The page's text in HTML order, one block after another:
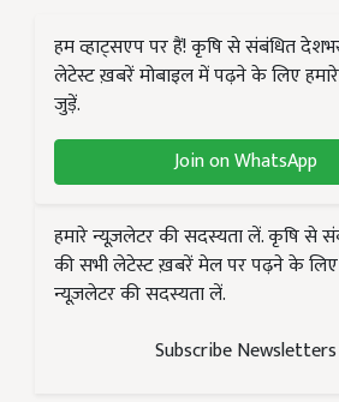
हम व्हाट्सएप पर हैं! कृषि से संबंधित
लेटेस्ट ख़बरें मोबाइल में पढ़ने के लिए
जुड़ें.
Join on WhatsApp
हमारे न्यूज़लेटर की सदस्यता लें. कृषि से
की सभी लेटेस्ट ख़बरें मेल पर पढ़ने के लिए
न्यूज़लेटर की सदस्यता लें.
Subscribe Newsletters